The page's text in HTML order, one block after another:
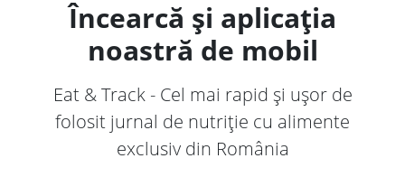
Încearcă și aplicația
noastră de mobil
Eat & Track - Cel mai rapid și ușor de
folosit jurnal de nutriție cu alimente
exclusiv din România